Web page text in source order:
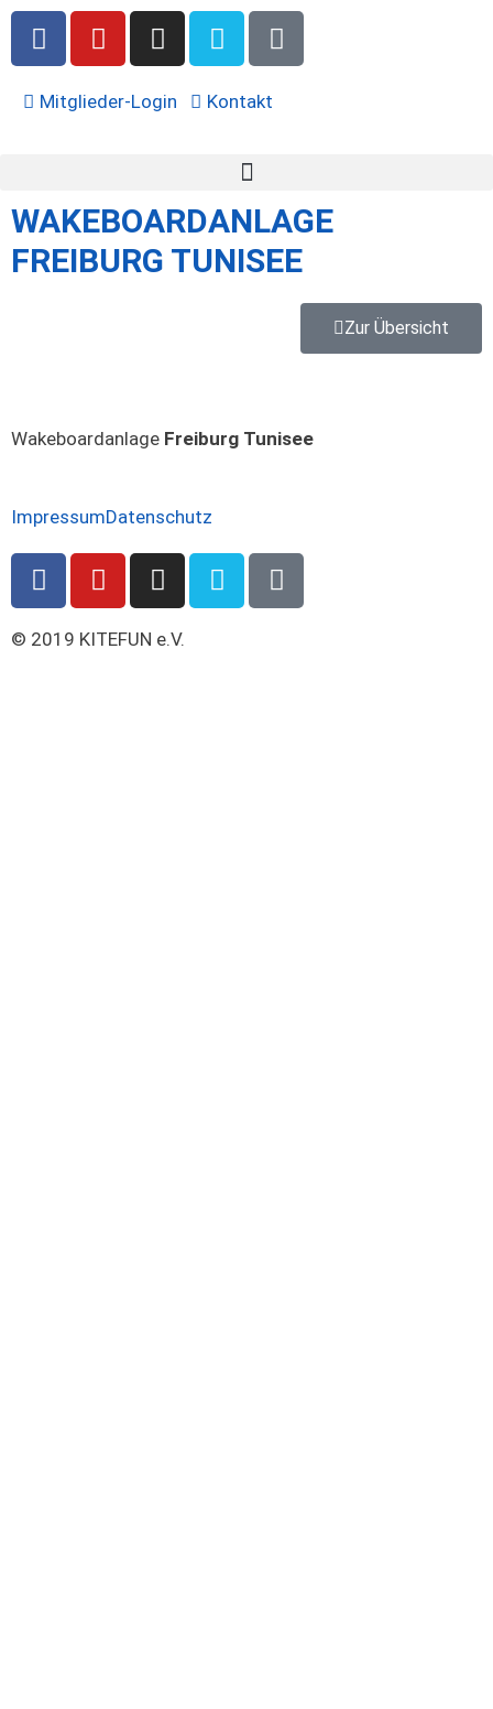
Mitglieder-Login Kontakt
WAKEBOARDANLAGE
FREIBURG TUNISEE
Zur Übersicht
Wakeboardanlage Freiburg Tunisee
ImpressumDatenschutz
© 2019 KITEFUN e.V.